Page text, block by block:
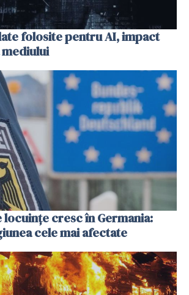
folosite pentru AI, impact
cresc în Germania:
cele mai afectate